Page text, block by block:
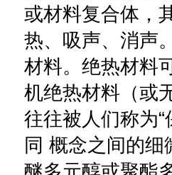
或材料复合体，
热、吸声、消声
材料。绝热材料
机绝热材料（或
往往被人们称为
同 概念之间的